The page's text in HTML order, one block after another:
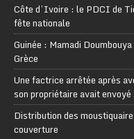
Côte d’Ivoire : le PDCI de
fête nationale
Guinée : Mamadi
Grèce
Une factrice arrêtée après
son propriétaire avait envoyé
Distribution des
couverture